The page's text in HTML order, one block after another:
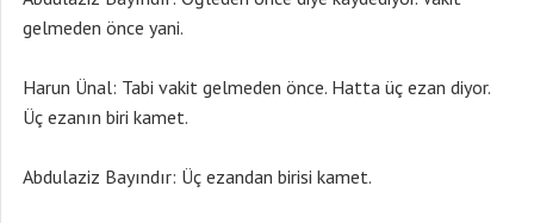
gelmeden önce yani.
Harun Ünal: Tabi vakit gelmeden önce. Hatta üç ezan diyor.
Üç ezanın biri kamet.
Abdulaziz Bayındır: Üç ezandan birisi kamet.